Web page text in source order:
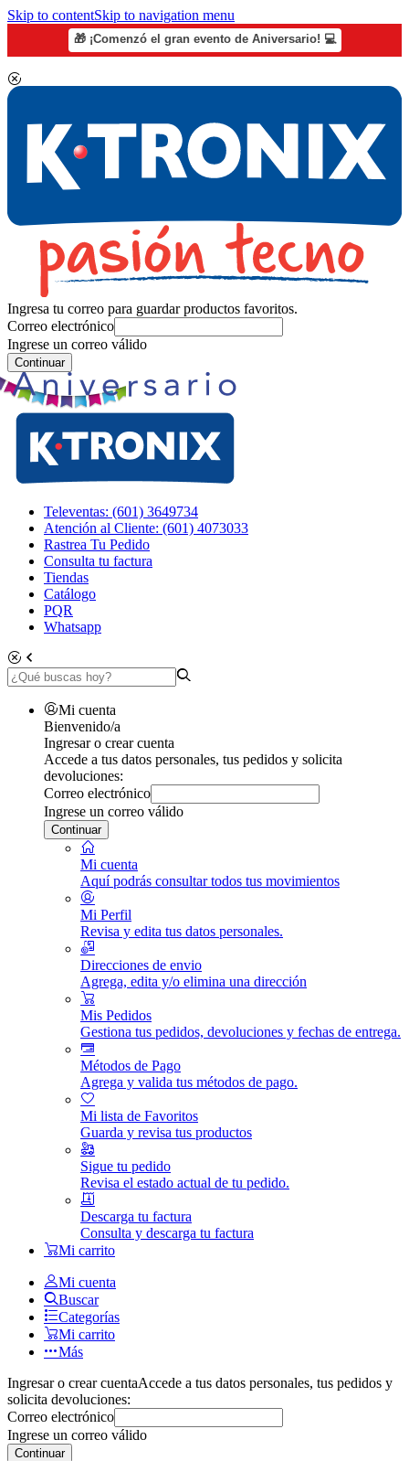
Skip to contentSkip to navigation menu
🎁 ¡Comenzó el gran evento de Aniversario! 💻
Ingresa tu correo para guardar productos favoritos.
Correo electrónico
Ingrese un correo válido
Continuar
Televentas: (601) 3649734
Atención al Cliente: (601) 4073033
Rastrea Tu Pedido
Consulta tu factura
Tiendas
Catálogo
PQR
Whatsapp
Mi cuenta
Bienvenido/a
Ingresar o crear cuenta
Accede a tus datos personales, tus pedidos y solicita
devoluciones:
Correo electrónico
Ingrese un correo válido
Continuar
Mi cuenta
Aquí podrás consultar todos tus movimientos
Mi Perfil
Revisa y edita tus datos personales.
Direcciones de envio
Agrega, edita y/o elimina una dirección
Mis Pedidos
Gestiona tus pedidos, devoluciones y fechas de entrega.
Métodos de Pago
Agrega y valida tus métodos de pago.
Mi lista de Favoritos
Guarda y revisa tus productos
Sigue tu pedido
Revisa el estado actual de tu pedido.
Descarga tu factura
Consulta y descarga tu factura
Mi carrito
Mi cuenta
Buscar
Categorías
Mi carrito
Más
Ingresar o crear cuentaAccede a tus datos personales, tus pedidos y
solicita devoluciones:
Correo electrónico
Ingrese un correo válido
Continuar